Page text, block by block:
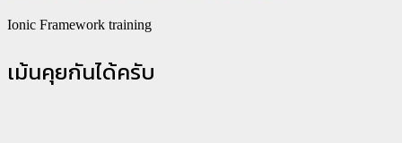
Ionic Framework training
เม้นคุยกันได้ครับ